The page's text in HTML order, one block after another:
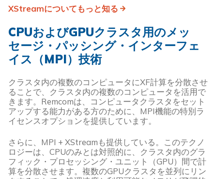
XStreamについてもっと知る
CPUおよびGPUクラスタ用のメッ
セージ・パッシング・インターフェ
イス（MPI）技術
クラスタ内の複数のコンピュータにXF計算を分散させ
ることで、クラスタ内の複数のコンピュータを活用で
きます。Remcomは、コンピュータクラスタをセット
アップする能力がある方のために、MPI機能の特別ラ
イセンスオプションを提供しています。
さらに、MPI + XStreamも提供している。このテクノ
ロジーは、CPUのみとは対照的に、クラスタ内のグラ
フィック・プロセッシング・ユニット（GPU）間で計
算を分散させます。複数のGPUクラスタを並列にリン